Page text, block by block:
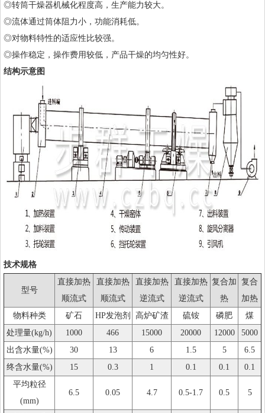
◎转筒干燥器机械化程度高，生产能力较大。
◎流体通过筒体阻力小，功能消耗低。
◎对物料特性的适应性比较强。
◎操作稳定，操作费用较低，产品干燥的均匀性好。
结构示意图
技术规格
型号
直接加热
顺流式
直接加热
顺流式
直接加热
逆流式
直接加热
逆流式
复合加
热
复合
加热
物料种类
矿石 HP发泡剂 高炉矿渣 硫铵 磷肥
煤
处理量(kg/h)
1000 466 15000 20000 12000
5000
出含水量(%)
30 13 6 1.5 5
6.5
终含水量(%)
15 0.3 1 0.1 0.1
0.1
平均粒径
(mm)
6.5 0.05 4.7 0.5-1.7 0.5 5